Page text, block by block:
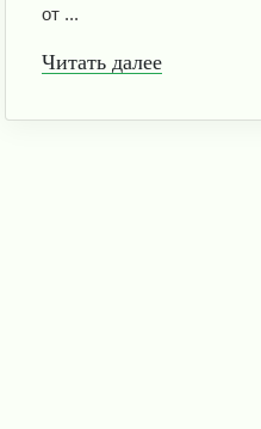
от ...
Читать далее